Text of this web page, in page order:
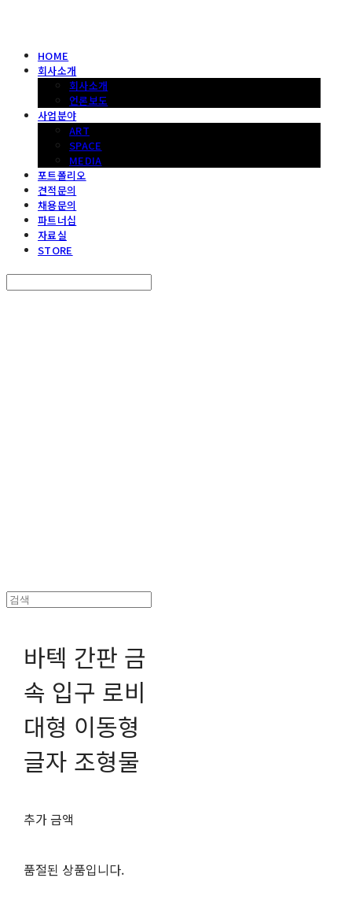
HOME
회사소개
회사소개
언론보도
사업분야
ART
SPACE
MEDIA
포트폴리오
견적문의
채용문의
파트너십
자료실
STORE
바텍 간판 금
속 입구 로비
대형 이동형
글자 조형물
추가 금액
품절된 상품입니다.